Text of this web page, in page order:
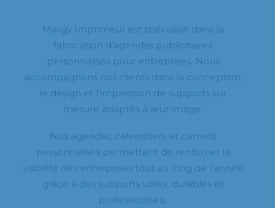
Margy Imprimeur est spécialisé dans la
fabrication d’agendas publicitaires
personnalisés pour entreprises. Nous
accompagnons nos clients dans la conception,
le design et l’impression de supports sur
mesure adaptés à leur image.
Nos agendas, calendriers et carnets
personnalisés permettent de renforcer la
visibilité des entreprises tout au long de l’année
grâce à des supports utiles, durables et
professionnels.